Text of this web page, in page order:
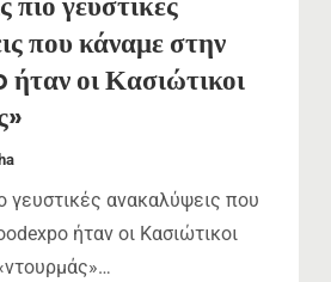
που κάναμε στην
οι Κασιώτικοι
γευστικές ανακαλύψεις που
ήταν οι Κασιώτικοι